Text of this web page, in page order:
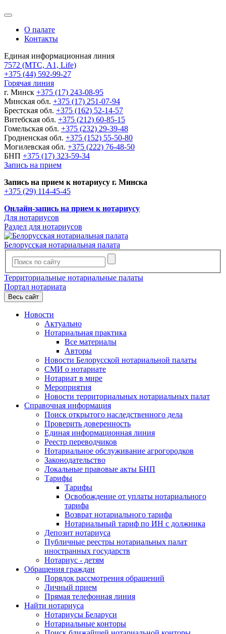
О палате
Контакты
Единая информационная линия
7572 (МТС, A1, Life)
+375 (44) 592-99-27
Горячая линия
г. Минск +375 (17) 243-08-95
Минская обл. +375 (17) 251-07-94
Брестская обл. +375 (162) 52-14-57
Витебская обл. +375 (212) 60-85-15
Гомельская обл. +375 (232) 29-39-48
Гродненская обл. +375 (152) 55-50-80
Могилевская обл. +375 (222) 76-48-50
БНП +375 (17) 323-59-34
Запись на прием
Запись на прием к нотариусу г. Минска
+375 (29) 114-45-45
Онлайн-запись на прием к нотариусу
Для нотариусов
Раздел для нотариусов
Белорусская нотариальная палата
Территориальные нотариальные палаты
Портал нотариата
Весь сайт
Новости
Актуально
Нотариальная практика
Все материалы
Авторы
Новости Белорусской нотариальной палаты
СМИ о нотариате
Нотариат в мире
Мероприятия
Новости территориальных нотариальных палат
Справочная информация
Поиск открытого наследственного дела
Проверить доверенность
Единая информационная линия
Реестр переводчиков
Нотариальное обслуживание агрогородков
Законодательство
Локальные правовые акты БНП
Тарифы
Тарифы
Освобождение от уплаты нотариального
тарифа
Возврат нотариального тарифа
Нотариальный тариф по ИН с должника
Депозит нотариуса
Публичные реестры нотариальных палат
иностранных государств
Нотариус - детям
Обращения граждан
Порядок рассмотрения обращений
Личный прием
Прямая телефонная линия
Найти нотариуса
Нотариусы Беларуси
Нотариальные конторы